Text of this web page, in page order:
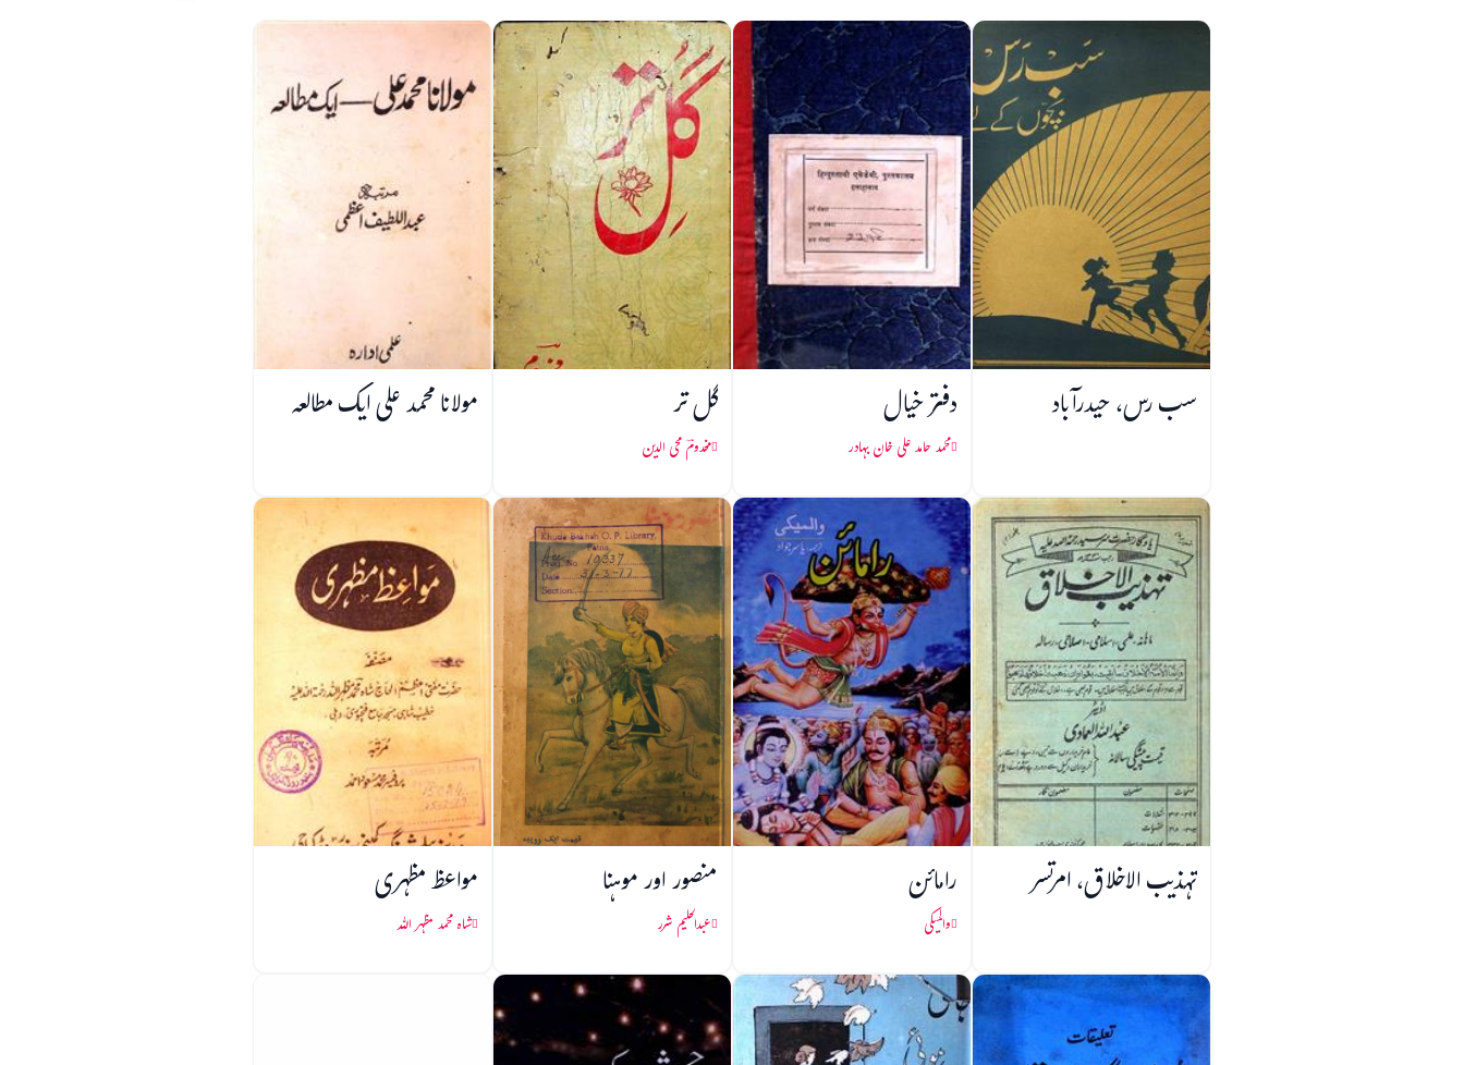
سب رس، حیدرآباد دفتر خیال
محمد حامد علی خان بہادر
گل تر
مخدومؔ محی الدین
مولانا محمد علی ایک مطالعہ
تہذیب الاخلاق، امرتسر رامائن
والمیکی
منصور اور موہنا
عبدالحلیم شرر
مواعظ مظہری
شاہ محمد مظہر اللہ